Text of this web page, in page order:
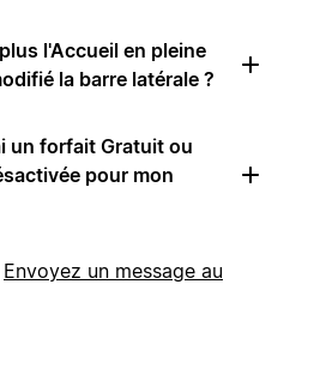
l'Accueil en pleine
la barre latérale ?
un forfait Gratuit ou
pour mon
Envoyez un message au